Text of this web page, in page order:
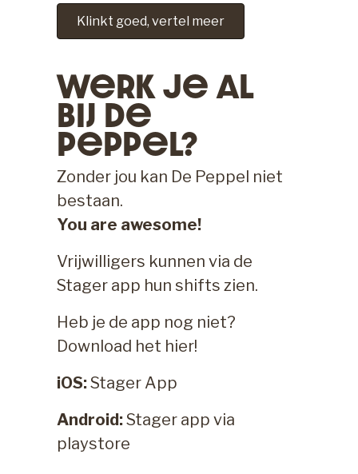
Klinkt goed, vertel meer
Werk Je Al
Bij De
Peppel?
Zonder jou kan De Peppel niet
bestaan.
You are awesome!
Vrijwilligers kunnen via de
Stager app hun shifts zien.
Heb je de app nog niet?
Download het hier!
iOS:Stager App
Android:Stager app via
playstore